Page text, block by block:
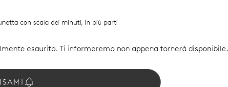
con scala dei minuti, in più parti
esaurito. Ti informeremo non appena tornerà disponibile.